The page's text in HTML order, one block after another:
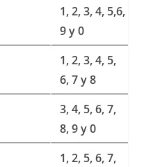
1, 2, 3, 4, 5,6,
9 y 0
1, 2, 3, 4, 5,
6, 7 y 8
3, 4, 5, 6, 7,
8, 9 y 0
1, 2, 5, 6, 7,